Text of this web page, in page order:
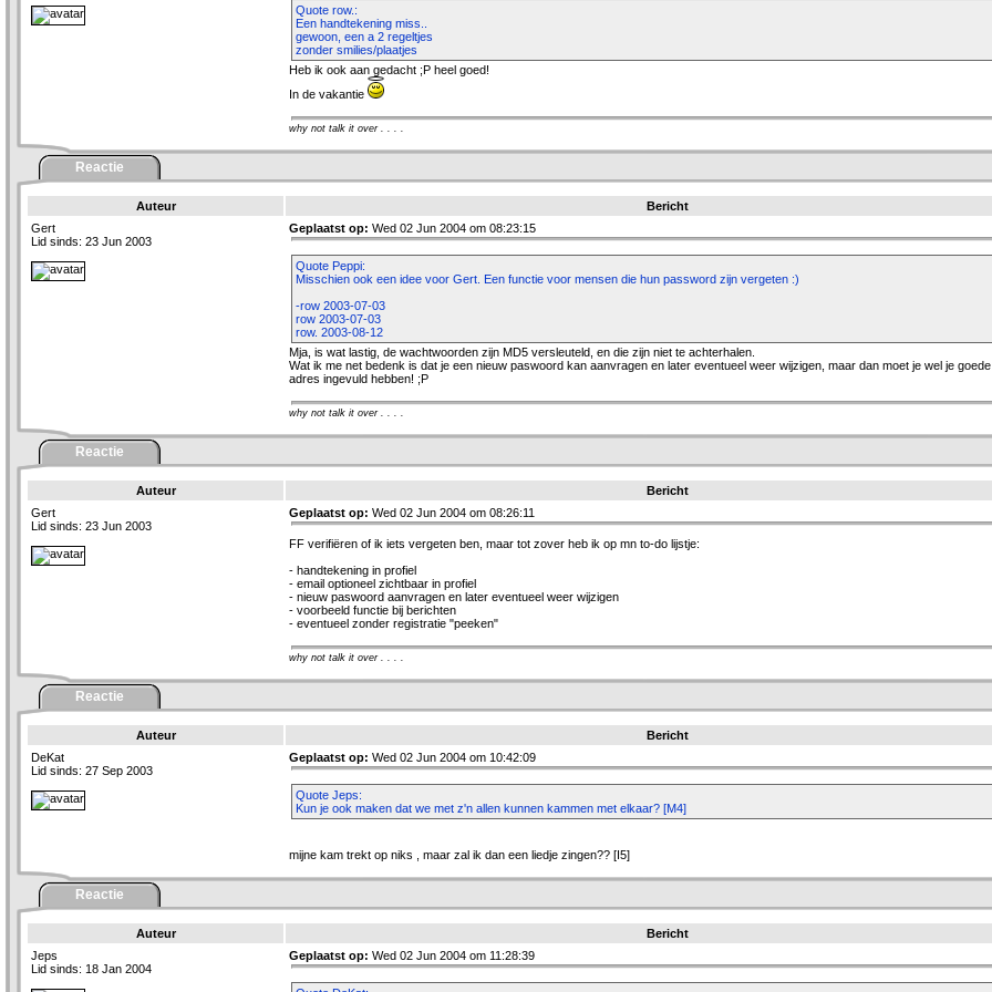
Quote row.:
Een handtekening miss..
gewoon, een a 2 regeltjes
zonder smilies/plaatjes
Heb ik ook aan gedacht ;P heel goed!
In de vakantie
why not talk it over . . . .
Reactie
Auteur
Bericht
Gert
Lid sinds: 23 Jun 2003
Geplaatst op: Wed 02 Jun 2004 om 08:23:15
Quote Peppi:
Misschien ook een idee voor Gert. Een functie voor mensen die hun password zijn vergeten :)
-row 2003-07-03
row 2003-07-03
row. 2003-08-12
Mja, is wat lastig, de wachtwoorden zijn MD5 versleuteld, en die zijn niet te achterhalen.
Wat ik me net bedenk is dat je een nieuw paswoord kan aanvragen en later eventueel weer wijzigen, maar dan moet je wel je
adres ingevuld hebben! ;P
why not talk it over . . . .
Reactie
Auteur
Bericht
Gert
Lid sinds: 23 Jun 2003
Geplaatst op: Wed 02 Jun 2004 om 08:26:11
FF verifiëren of ik iets vergeten ben, maar tot zover heb ik op mn to-do lijstje:
- handtekening in profiel
- email optioneel zichtbaar in profiel
- nieuw paswoord aanvragen en later eventueel weer wijzigen
- voorbeeld functie bij berichten
- eventueel zonder registratie "peeken"
why not talk it over . . . .
Reactie
Auteur
Bericht
DeKat
Lid sinds: 27 Sep 2003
Geplaatst op: Wed 02 Jun 2004 om 10:42:09
Quote Jeps:
Kun je ook maken dat we met z'n allen kunnen kammen met elkaar? [M4]
mijne kam trekt op niks , maar zal ik dan een liedje zingen?? [I5]
Reactie
Auteur
Bericht
Jeps
Lid sinds: 18 Jan 2004
Geplaatst op: Wed 02 Jun 2004 om 11:28:39